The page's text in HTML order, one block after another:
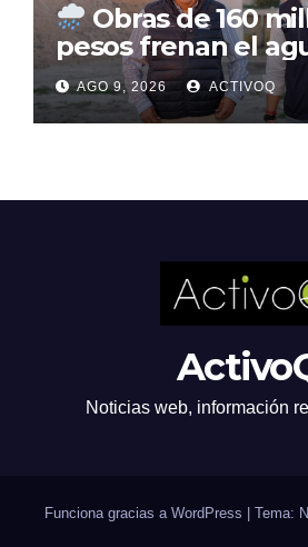
Obras de 160
pesos frenan el
lluvia en Querétaro
AGO 9, 2026 ACTIVOQ
Noticias web, información
Funciona gracias a WordPress Tema: